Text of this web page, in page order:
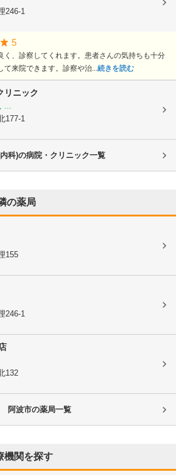
246-1
5
く、診察してくれます。患者さんの気持ちも十分
て来院できます。診察や治...続きを読む
リニック
...
177-1
科)の病院・クリニック一覧
の薬局
155
246-1
132
阿波市の薬局一覧
機関を探す